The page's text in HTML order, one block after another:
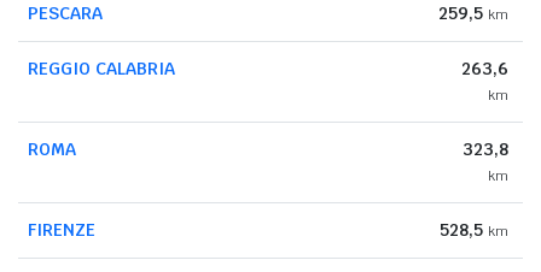
PESCARA 259,5 km
REGGIO CALABRIA 263,6
km
ROMA 323,8
km
FIRENZE 528,5 km